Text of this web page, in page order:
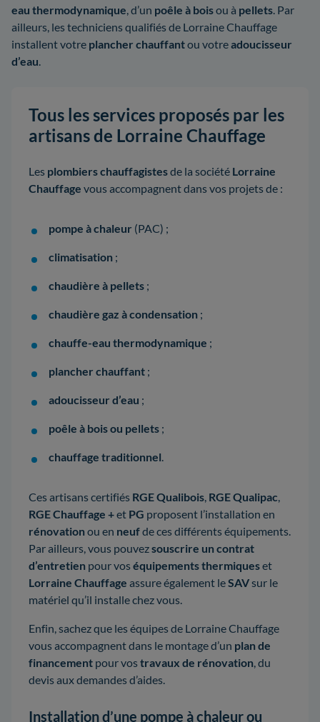
eau thermodynamique , d’un poêle à boisou à pellets . Par
ailleurs, les techniciens qualifiés de Lorraine Chauffage
installent votre plancher chauffantou votreadoucisseur
d’eau
Tous les services proposés par les
artisans de Lorraine Chauffage
Les plombiers chauffagistesde la société Lorraine
Chauffage vous accompagnent dans vos projets de :
pompe à chaleur (PAC) ;
climatisation ;
chaudière à pellets ;
chaudière gaz à condensation ;
chauffe-eau thermodynamique ;
plancher chauffant ;
adoucisseur d’eau ;
poêle à bois ou pellets ;
chauffage traditionnel
Ces artisans certifiés RGE Qualibois RGE Qualipac
RGE Chauffage +et PG proposent l’installation en
rénovationou en neufde ces différents équipements.
Par ailleurs, vous pouvezsouscrire un contrat
d’entretien pour voséquipements thermiqueset
Lorraine Chauffage assure également le SAVsur le
matériel qu’il installe chez vous.
Enfin, sachez que les équipes de Lorraine Chauffage
vous accompagnent dans le montage d’un plan de
financement pour vostravaux de rénovation , du
devis aux demandes d’aides.
Installation d’une pompe à chaleur ou